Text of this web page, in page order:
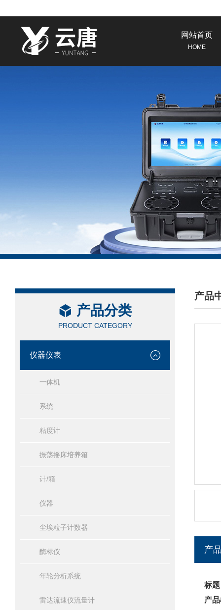
网站首页
HOME
产品分类
PRODUCT CATEGORY
仪器仪表
一体机
系统
粘度计
振荡摇床培养箱
计/箱
仪器
尘埃粒子计数器
酶标仪
年轮分析系统
雷达流速仪流量计
产品
/
产
标
产